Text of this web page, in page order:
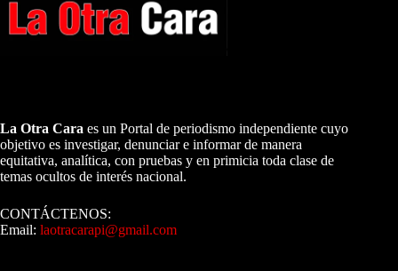
La Otra Cara es un Portal de periodismo independiente cuyo
objetivo es investigar, denunciar e informar de manera
equitativa, analítica, con pruebas y en primicia toda clase de
temas ocultos de interés nacional.
CONTÁCTENOS:
Email: laotracarapi@gmail.com